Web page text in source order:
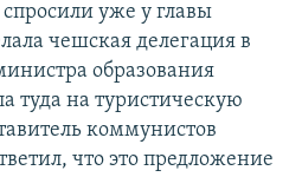
уже у главы
чешская делегация в
образования
туда на туристическую
коммунистов
что это предложение